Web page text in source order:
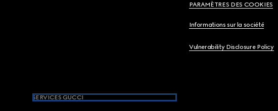
PARAMÈTRES DES COOKIES
Informations sur la société
Vulnerability Disclosure Policy
SERVICES GUCCI